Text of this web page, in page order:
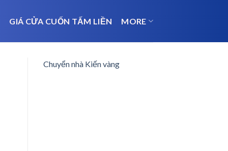
GIÁ CỬA CUỐN TẤM LIỀN MORE
Chuyển nhà Kiến vàng